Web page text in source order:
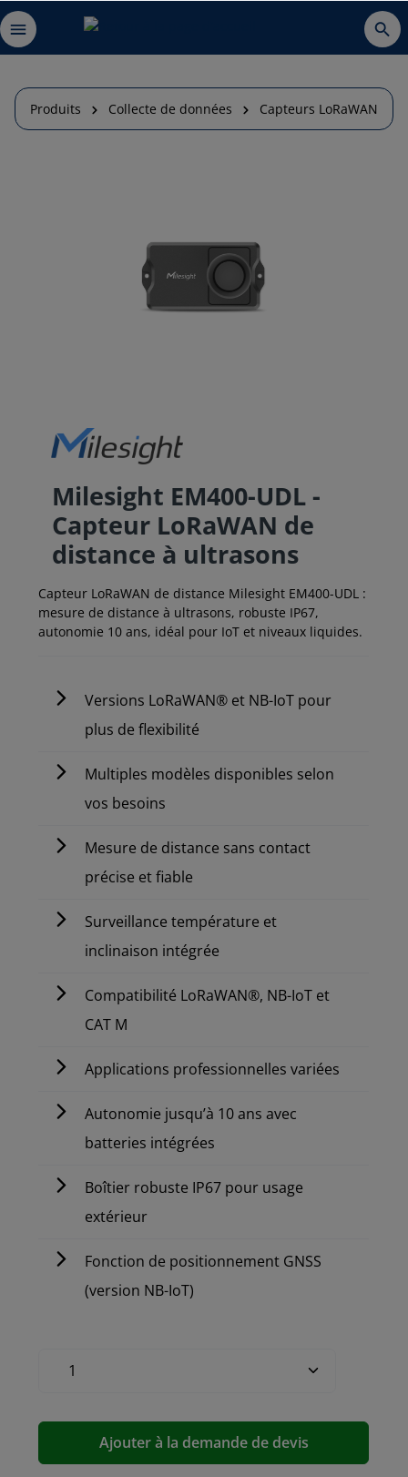
Produits Collecte de données Capteurs LoRaWAN
Milesight EM400-UDL -
Capteur LoRaWAN de
distance à ultrasons
Capteur LoRaWAN de distance Milesight EM400-UDL :
mesure de distance à ultrasons, robuste IP67,
autonomie 10 ans, idéal pour IoT et niveaux liquides.
Versions LoRaWAN® et NB-IoT pour
plus de flexibilité
Multiples modèles disponibles selon
vos besoins
Mesure de distance sans contact
précise et fiable
Surveillance température et
inclinaison intégrée
Compatibilité LoRaWAN®, NB-IoT et
CAT M
Applications professionnelles variées
Autonomie jusqu’à 10 ans avec
batteries intégrées
Boîtier robuste IP67 pour usage
extérieur
Fonction de positionnement GNSS
(version NB-IoT)
Ajouter à la demande de devis